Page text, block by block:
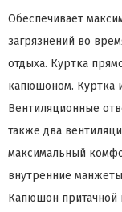
Обеспечивает
загрязнений во
отдыха. Куртка
капюшоном. Куртка
Вентиляционные
также два
максимальный
внутренние
Капюшон притачной